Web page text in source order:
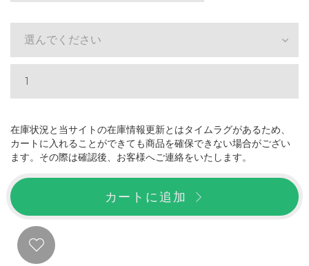
選んでください
在庫状況と当サイトの在庫情報更新とはタイムラグがあるため、
カートに入れることができても商品を確保できない場合がござい
ます。その際は確認後、お客様へご連絡をいたします。
カートに追加